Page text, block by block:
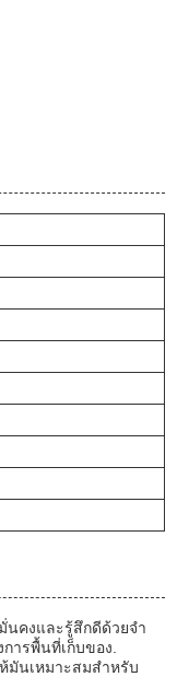
นคงและรู้สึกดีด้วยจํา
ารพื้นที่เก็บของ.
มันเหมาะสมสําหรับ